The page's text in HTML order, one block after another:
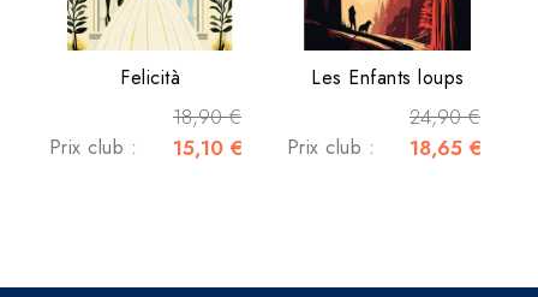
Felicità
18,90 €
Prix club : 15,10 €
Les Enfants loups
24,90 €
Prix club : 18,65 €